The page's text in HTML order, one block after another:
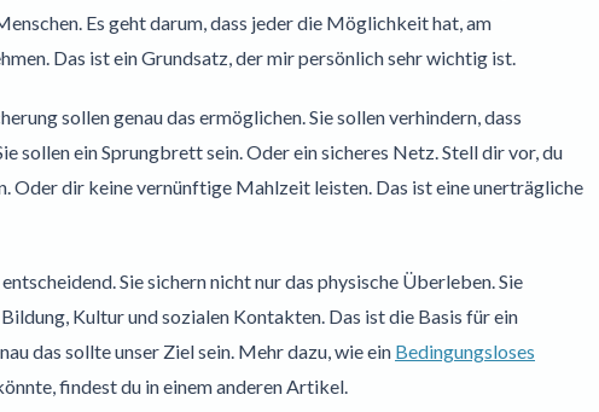
Es geht darum, dass jeder die Möglichkeit hat, am
Das ist ein Grundsatz, der mir persönlich sehr wichtig ist.
sollen genau das ermöglichen. Sie sollen verhindern, dass
sollen ein Sprungbrett sein. Oder ein sicheres Netz. Stell dir vor, du
Oder dir keine vernünftige Mahlzeit leisten. Das ist eine unerträgliche
Sie sichern nicht nur das physische Überleben. Sie
Kultur und sozialen Kontakten. Das ist die Basis für ein
das sollte unser Ziel sein. Mehr dazu, wie ein Bedingungsloses
findest du in einem anderen Artikel.